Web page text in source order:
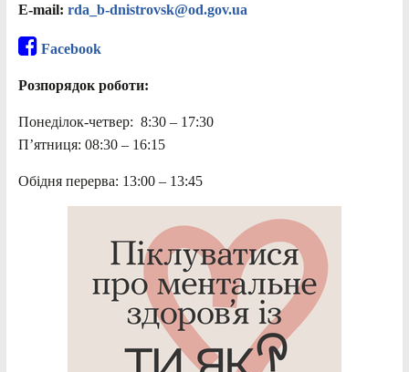
E-mail: rda_b-dnistrovsk@od.gov.ua
Facebook
Розпорядок роботи:
Понеділок-четвер: 8:30 – 17:30
П’ятниця: 08:30 – 16:15
Обідня перерва: 13:00 – 13:45